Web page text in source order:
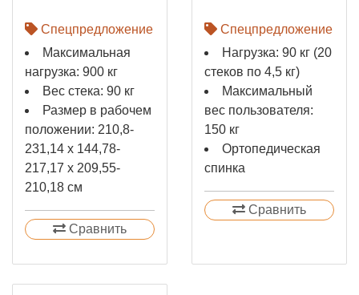
Спецпредложение
Максимальная
нагрузка: 900 кг
Вес стека: 90 кг
Размер в рабочем
положении: 210,8-
231,14 х 144,78-
217,17 х 209,55-
210,18 см
Сравнить
Спецпредложение
Нагрузка: 90 кг (20
стеков по 4,5 кг)
Максимальный
вес пользователя:
150 кг
Ортопедическая
спинка
Сравнить